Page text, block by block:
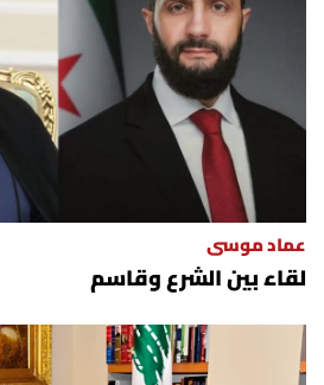
العالم
الصحافة الإسرائيلية
ثقافة وفنون
فصل من كتاب
اقرأ تضحك
عماد موسى
لقاء بين الشرع وقاسم